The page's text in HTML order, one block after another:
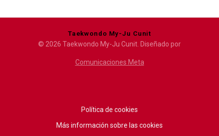
Taekwondo My-Ju Cunit
© 2026 Taekwondo My-Ju Cunit. Diseñado por
Comunicaciones Meta
Política de cookies
Más información sobre las cookies